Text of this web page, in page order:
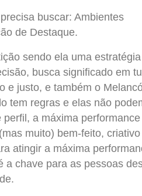
buscar: Ambientes
de Destaque.
sendo ela uma
busca significado em
e justo, e também o
tem regras e elas não
a máxima performance
muito) bem-feito,
atingir a máxima
a chave para as pessoas